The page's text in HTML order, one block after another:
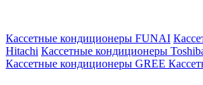
Кассетные кондиционеры FUNAI
Hitachi Кассетные кондиционеры
Кассетные кондиционеры GREE